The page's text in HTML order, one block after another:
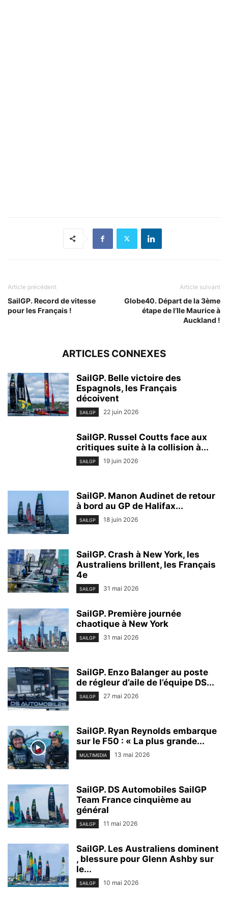
Article précédent
SailGP. Record de vitesse
pour les Français !
Article suivant
Globe40. Départ de la 3ème
étape de l’Ile Maurice à
Auckland !
ARTICLES CONNEXES
SailGP. Belle victoire des
Espagnols, les Français
décoivent
SAILGP 22 juin 2026
SailGP. Russel Coutts face aux
critiques suite à la collision à...
SAILGP 19 juin 2026
SailGP. Manon Audinet de retour
à bord au GP de Halifax...
SAILGP 18 juin 2026
SailGP. Crash à New York, les
Australiens brillent, les Français
4e
SAILGP 31 mai 2026
SailGP. Première journée
chaotique à New York
SAILGP 31 mai 2026
SailGP. Enzo Balanger au poste
de régleur d’aile de l’équipe DS...
SAILGP 27 mai 2026
SailGP. Ryan Reynolds embarque
sur le F50 : « La plus grande...
MULTIMEDIA 13 mai 2026
SailGP. DS Automobiles SailGP
Team France cinquième au
général
SAILGP 11 mai 2026
SailGP. Les Australiens dominent
, blessure pour Glenn Ashby sur
le...
SAILGP 10 mai 2026